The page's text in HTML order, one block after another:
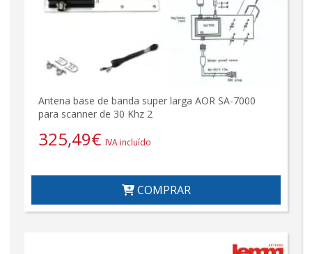
Antena base de banda super larga AOR SA-7000
para scanner de 30 Khz 2
325,49€ IVA incluído
COMPRAR